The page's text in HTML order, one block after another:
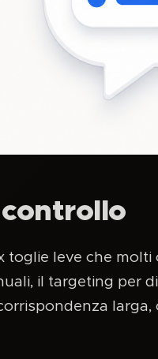
controllo
toglie leve che
il targeting per